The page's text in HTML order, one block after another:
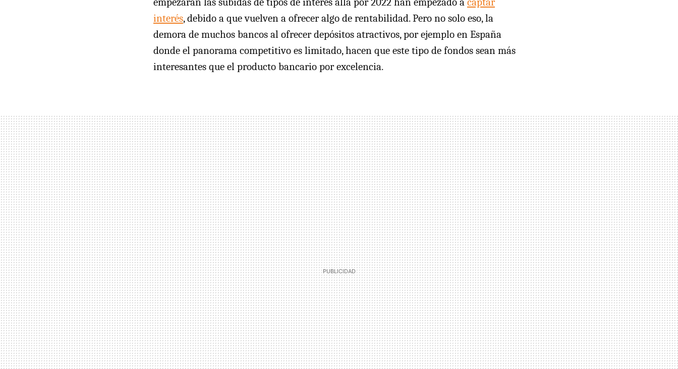
interés, debido a que vuelven a ofrecer algo de rentabilidad. Pero no solo eso, la
demora de muchos bancos al ofrecer depósitos atractivos, por ejemplo en España
donde el panorama competitivo es limitado, hacen que este tipo de fondos sean más
interesantes que el producto bancario por excelencia.